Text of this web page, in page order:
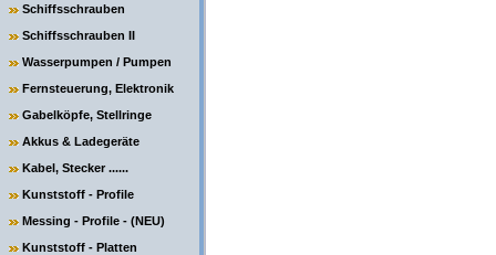
Schiffsschrauben
Schiffsschrauben II
Wasserpumpen / Pumpen
Fernsteuerung, Elektronik
Gabelköpfe, Stellringe
Akkus & Ladegeräte
Kabel, Stecker ......
Kunststoff - Profile
Messing - Profile - (NEU)
Kunststoff - Platten